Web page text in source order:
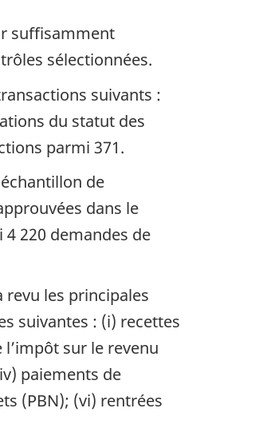
suffisamment
sélectionnées.
suivants :
du statut des
parmi 371.
de
dans le
220 demandes de
revu les principales
suivantes : (i) recettes
sur le revenu
paiements de
(PBN); (vi) rentrées